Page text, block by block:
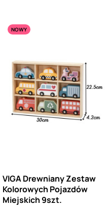
NOWY
VIGA Drewniany Zestaw
Kolorowych Pojazdów
Miejskich 9szt.